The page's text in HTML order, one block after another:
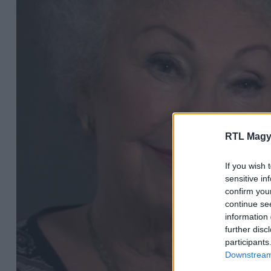
RTL
If you wish
sensitive
confirm
continue
information
further